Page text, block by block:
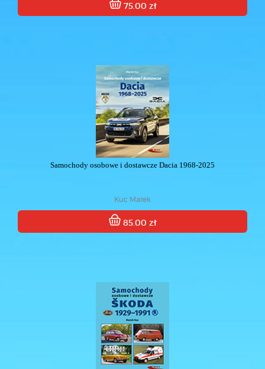
75.00 zł
Samochody osobowe i dostawcze Dacia 1968-2025
Kuc Marek
85.00 zł